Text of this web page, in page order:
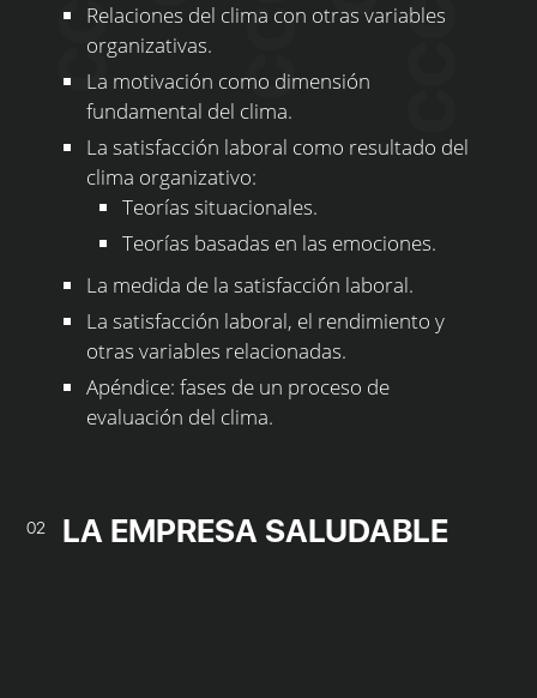
Relaciones del clima con otras variables
organizativas.
La motivación como dimensión
fundamental del clima.
La satisfacción laboral como resultado del
clima organizativo:
Teorías situacionales.
Teorías basadas en las emociones.
La medida de la satisfacción laboral.
La satisfacción laboral, el rendimiento y
otras variables relacionadas.
Apéndice: fases de un proceso de
evaluación del clima.
02 LA EMPRESA SALUDABLE